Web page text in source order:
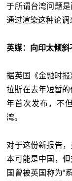
于所谓台湾问题
通过渲染这种论调
英媒：向印太倾斜
据英国《金融时
拉斯在去年短暂
年首次发布，不
湾。
对于这份新报告
本可能是中国，
国曾被英国称为“